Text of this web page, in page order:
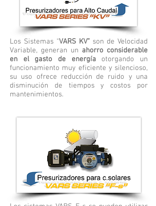
Los Sistemas "VARS KV” son de Velocidad
Variable, generan un ahorro considerable
en el gasto de energía otorgando un
funcionamiento muy eficiente y silencioso,
su uso ofrece reducción de ruido y una
disminución de tiempos y costos por
mantenimientos.